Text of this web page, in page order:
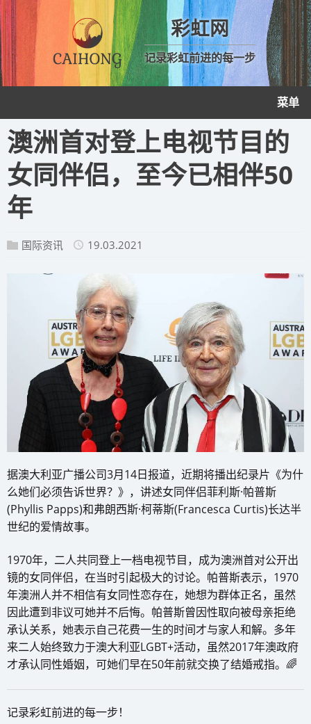
彩虹网
记录彩虹前进的每一步
菜单
澳洲首对登上电视节目的
女同伴侣，至今已相伴50
年
国际资讯 19.03.2021
据澳大利亚广播公司3月14日报道，近期将播出纪录片《为什
么她们必须告诉世界？》，讲述女同伴侣菲利斯·帕普斯
(Phyllis Papps)和弗朗西斯·柯蒂斯(Francesca Curtis)长达半
世纪的爱情故事。
1970年，二人共同登上一档电视节目，成为澳洲首对公开出
镜的女同伴侣，在当时引起极大的讨论。帕普斯表示，1970
年澳洲人并不相信有女同性恋存在，她想为群体正名，虽然
因此遭到非议可她并不后悔。帕普斯曾因性取向被母亲拒绝
承认关系，她表示自己花费一生的时间才与家人和解。多年
来二人始终致力于澳大利亚LGBT+活动，虽然2017年澳政府
才承认同性婚姻，可她们早在50年前就交换了结婚戒指。🌈
记录彩虹前进的每一步！